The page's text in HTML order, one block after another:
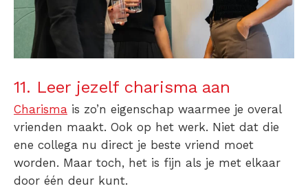
11. Leer jezelf charisma aan
Charisma is zo’n eigenschap waarmee je overal
vrienden maakt. Ook op het werk. Niet dat die
ene collega nu direct je beste vriend moet
worden. Maar toch, het is fijn als je met elkaar
door één deur kunt.